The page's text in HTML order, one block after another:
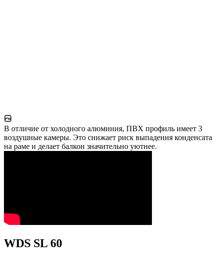
В отличие от холодного алюминия, ПВХ профиль имеет 3
воздушные камеры. Это снижает риск выпадения конденсата
на раме и делает балкон значительно уютнее.
WDS SL 60